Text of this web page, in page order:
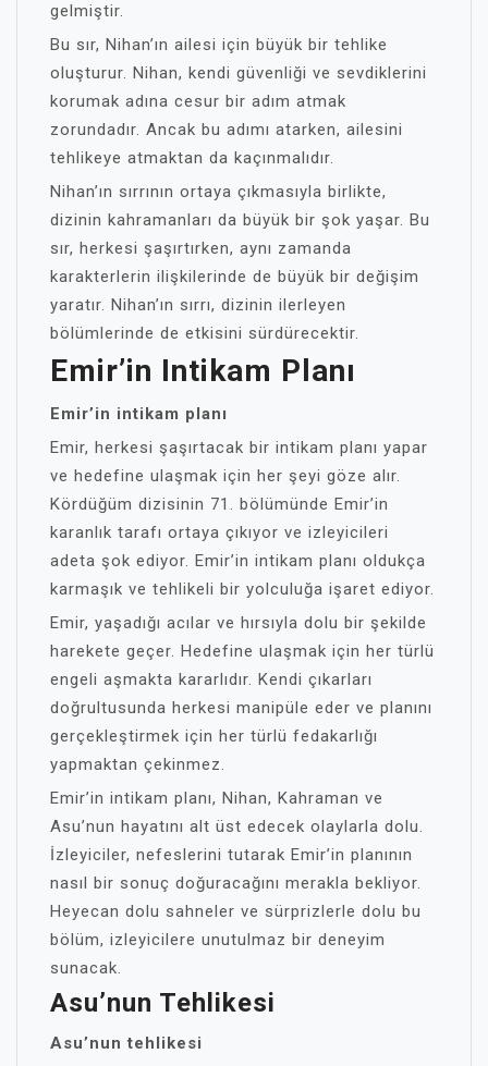
gelmiştir.
Bu sır, Nihan’ın ailesi için büyük bir tehlike
oluşturur. Nihan, kendi güvenliği ve sevdiklerini
korumak adına cesur bir adım atmak
zorundadır. Ancak bu adımı atarken, ailesini
tehlikeye atmaktan da kaçınmalıdır.
Nihan’ın sırrının ortaya çıkmasıyla birlikte,
dizinin kahramanları da büyük bir şok yaşar. Bu
sır, herkesi şaşırtırken, aynı zamanda
karakterlerin ilişkilerinde de büyük bir değişim
yaratır. Nihan’ın sırrı, dizinin ilerleyen
bölümlerinde de etkisini sürdürecektir.
Emir’in Intikam Planı
Emir’in intikam planı
Emir, herkesi şaşırtacak bir intikam planı yapar
ve hedefine ulaşmak için her şeyi göze alır.
Kördüğüm dizisinin 71. bölümünde Emir’in
karanlık tarafı ortaya çıkıyor ve izleyicileri
adeta şok ediyor. Emir’in intikam planı oldukça
karmaşık ve tehlikeli bir yolculuğa işaret ediyor.
Emir, yaşadığı acılar ve hırsıyla dolu bir şekilde
harekete geçer. Hedefine ulaşmak için her türlü
engeli aşmakta kararlıdır. Kendi çıkarları
doğrultusunda herkesi manipüle eder ve planını
gerçekleştirmek için her türlü fedakarlığı
yapmaktan çekinmez.
Emir’in intikam planı, Nihan, Kahraman ve
Asu’nun hayatını alt üst edecek olaylarla dolu.
İzleyiciler, nefeslerini tutarak Emir’in planının
nasıl bir sonuç doğuracağını merakla bekliyor.
Heyecan dolu sahneler ve sürprizlerle dolu bu
bölüm, izleyicilere unutulmaz bir deneyim
sunacak.
Asu’nun Tehlikesi
Asu’nun tehlikesi